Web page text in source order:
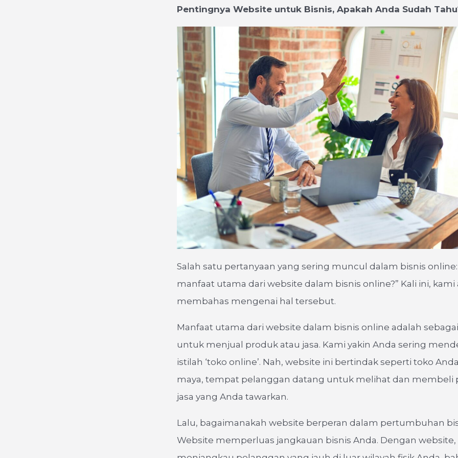
Pentingnya Website untuk Bisnis, Apakah Anda Sudah
Salah satu pertanyaan yang sering muncul dalam bisnis online:
manfaat utama dari website dalam bisnis online?” Kali ini, kami
membahas mengenai hal tersebut.
Manfaat utama dari website dalam bisnis online adalah
untuk menjual produk atau jasa. Kami yakin Anda sering
istilah ‘toko online’. Nah, website ini bertindak seperti toko
maya, tempat pelanggan datang untuk melihat dan membeli
jasa yang Anda tawarkan.
Lalu, bagaimanakah website berperan dalam pertumbuhan
Website memperluas jangkauan bisnis Anda. Dengan website,